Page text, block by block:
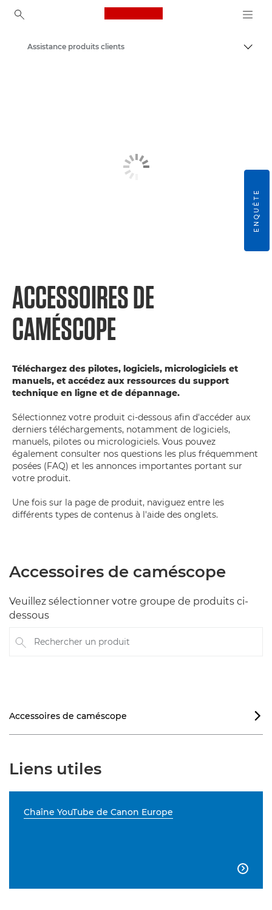
Canon Logo, back to
Assistance produits clients
ACCESSOIRES DE
CAMÉSCOPE
Téléchargez des pilotes, logiciels, micrologiciels et
manuels, et accédez aux ressources du support
technique en ligne et de dépannage.
Sélectionnez votre produit ci-dessous afin d'accéder aux
derniers téléchargements, notamment de logiciels,
manuels, pilotes ou micrologiciels. Vous pouvez
également consulter nos questions les plus fréquemment
posées (FAQ) et les annonces importantes portant sur
votre produit.
Une fois sur la page de produit, naviguez entre les
différents types de contenus à l'aide des onglets.
Accessoires de caméscope
Veuillez sélectionner votre groupe de produits ci-
dessous
Rechercher un produit
Accessoires de caméscope 
Liens utiles
Chaîne YouTube de Canon Europe

ENQUÊTE